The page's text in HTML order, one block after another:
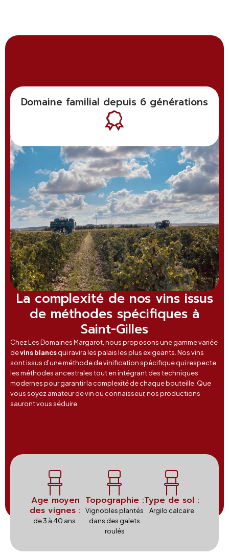
Domaine familial depuis 6 générations
La complexité de nos vins issus
de méthodes spécifiques à
Saint-Gilles
Chez Les Domaines Margarot, nous proposons une gamme variée
devins blancsqui ravira les palais les plus exigeants. Nos vins
sont issus d’une méthode de vinification spécifique qui respecte
les méthodes ancestrales tout en intégrant des techniques
modernes pour garantir la complexité de chaque bouteille. Que
vous soyez amateur de vin ou connaisseur, nos productions
sauront vous séduire.
Age moyen
des vignes :
de 3 à 40 ans.
Topographie :
Vignobles plantés
dans des galets
roulés
Type de sol :
Argilo calcaire